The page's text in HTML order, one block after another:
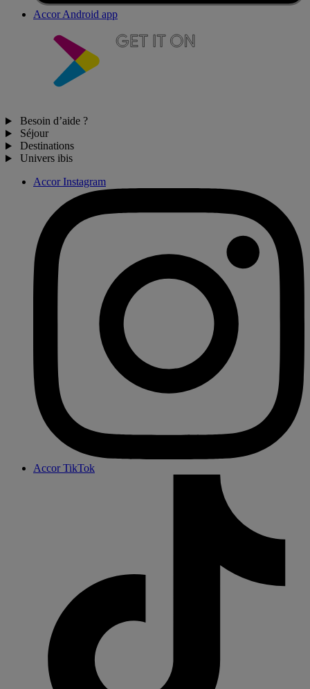
Accor Android app
Besoin d’aide ?
Séjour
Destinations
Univers ibis
Accor Instagram
Accor TikTok